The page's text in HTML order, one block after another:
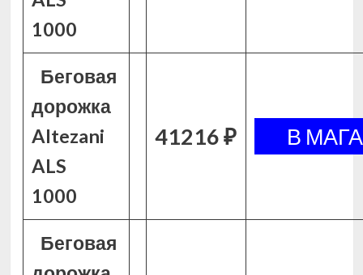
1000
Беговая
дорожка
Altezani
ALS
1000
41216 ₽
Беговая